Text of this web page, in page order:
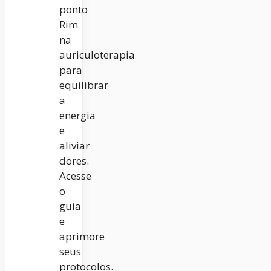
ponto
Rim
na
auriculoterapia
para
equilibrar
a
energia
e
aliviar
dores.
Acesse
o
guia
e
aprimore
seus
protocolos.